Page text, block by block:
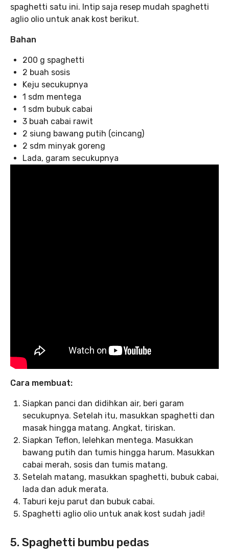
spaghetti satu ini. Intip saja resep mudah spaghetti
aglio olio untuk anak kost berikut.
Bahan
200 g spaghetti
2 buah sosis
Keju secukupnya
1 sdm mentega
1 sdm bubuk cabai
3 buah cabai rawit
2 siung bawang putih (cincang)
2 sdm minyak goreng
Lada, garam secukupnya
Cara membuat:
Siapkan panci dan didihkan air, beri garam
secukupnya. Setelah itu, masukkan spaghetti dan
masak hingga matang. Angkat, tiriskan.
Siapkan Teflon, lelehkan mentega. Masukkan
bawang putih dan tumis hingga harum. Masukkan
cabai merah, sosis dan tumis matang.
Setelah matang, masukkan spaghetti, bubuk cabai,
lada dan aduk merata.
Taburi keju parut dan bubuk cabai.
Spaghetti aglio olio untuk anak kost sudah jadi!
5. Spaghetti bumbu pedas